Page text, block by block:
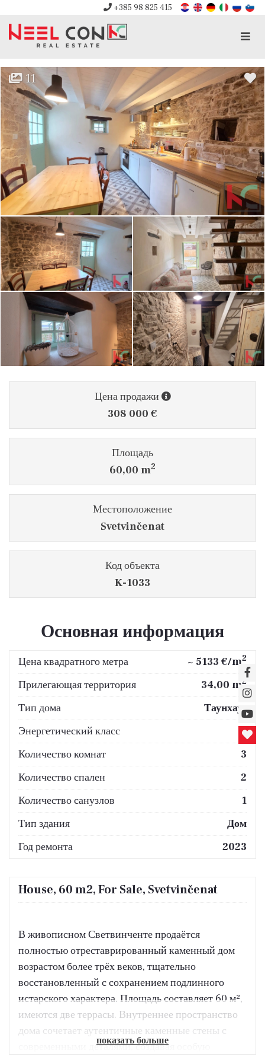
+385 98 825 415
11
Цена продажи
308 000 €
Площадь
60,00 m2
Местоположение
Svetvinčenat
Код объекта
K-1033
Основная информация
Цена квадратного метра ~ 5133 €/m2
Прилегающая территория 34,00 m2
Тип дома
Таунхаус
Энергетический класс
B
Количество комнат
3
Количество спален
2
Количество санузлов
1
Тип здания
Дом
Год ремонта
2023
House, 60 m2, For Sale, Svetvinčenat
В живописном Светвинченте продаётся
полностью отреставрированный каменный дом
возрастом более трёх веков, тщательно
восстановленный с сохранением подлинного
истарского характера. Площадь составляет 60 м²,
имеются две террасы. Внутреннее пространство
дома сочетает аутентичные каменные стены с
современными деталями, создавая особую
показать больше